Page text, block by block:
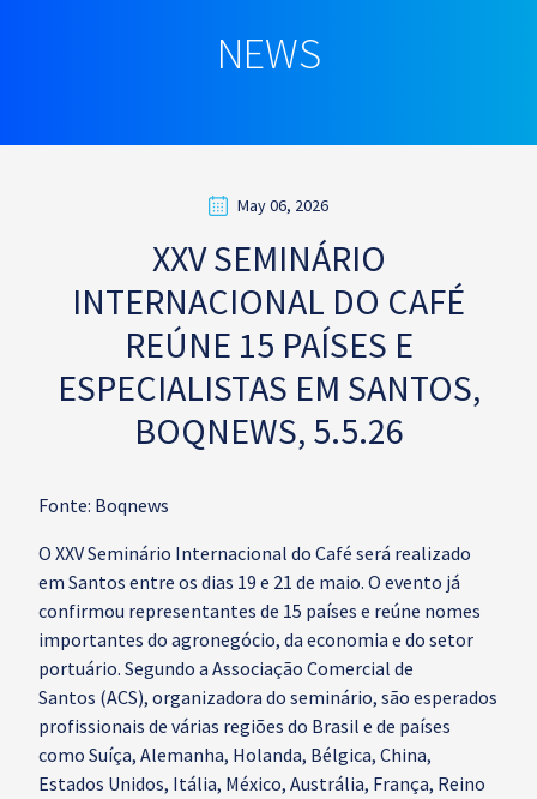
NEWS
May 06, 2026
XXV SEMINÁRIO
INTERNACIONAL DO CAFÉ
REÚNE 15 PAÍSES E
ESPECIALISTAS EM SANTOS,
BOQNEWS, 5.5.26
Fonte: Boqnews
O XXV Seminário Internacional do Café será realizado
em Santos entre os dias 19 e 21 de maio. O evento já
confirmou representantes de 15 países e reúne nomes
importantes do agronegócio, da economia e do setor
portuário. Segundo a Associação Comercial de
Santos (ACS), organizadora do seminário, são esperados
profissionais de várias regiões do Brasil e de países
como Suíça, Alemanha, Holanda, Bélgica, China,
Estados Unidos, Itália, México, Austrália, França, Reino